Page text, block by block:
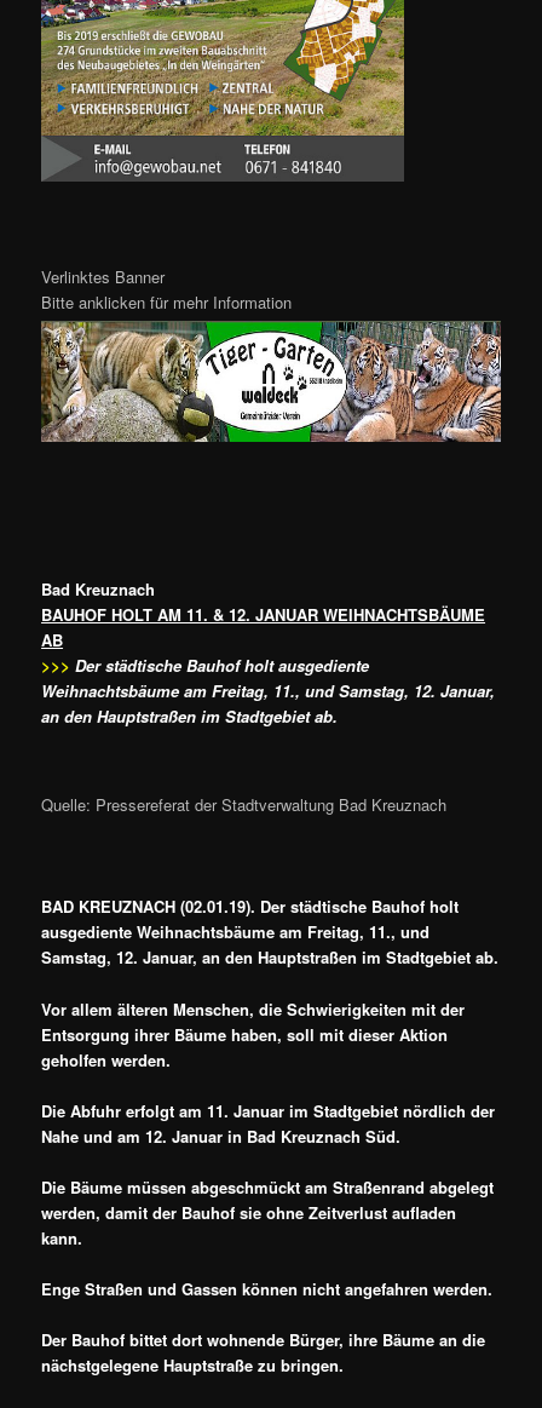
Verlinktes Banner
Bitte anklicken für mehr Information
Bad Kreuznach
BAUHOF HOLT AM 11. & 12. JANUAR WEIHNACHTSBÄUME
AB
>>> Der städtische Bauhof holt ausgediente
Weihnachtsbäume am Freitag, 11., und Samstag, 12. Januar,
an den Hauptstraßen im Stadtgebiet ab.
Quelle: Pressereferat der Stadtverwaltung Bad Kreuznach
BAD KREUZNACH (02.01.19). Der städtische Bauhof holt
ausgediente Weihnachtsbäume am Freitag, 11., und
Samstag, 12. Januar, an den Hauptstraßen im Stadtgebiet ab.
Vor allem älteren Menschen, die Schwierigkeiten mit der
Entsorgung ihrer Bäume haben, soll mit dieser Aktion
geholfen werden.
Die Abfuhr erfolgt am 11. Januar im Stadtgebiet nördlich der
Nahe und am 12. Januar in Bad Kreuznach Süd.
Die Bäume müssen abgeschmückt am Straßenrand abgelegt
werden, damit der Bauhof sie ohne Zeitverlust aufladen
kann.
Enge Straßen und Gassen können nicht angefahren werden.
Der Bauhof bittet dort wohnende Bürger, ihre Bäume an die
nächstgelegene Hauptstraße zu bringen.